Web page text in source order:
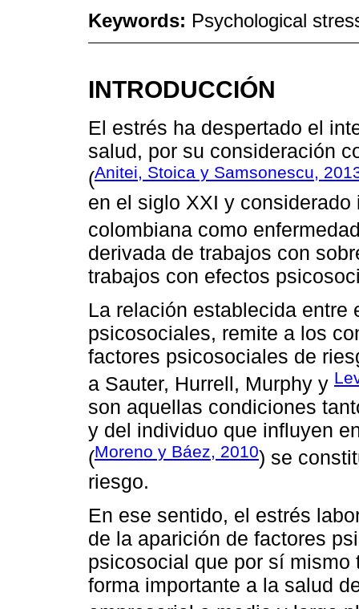
Keywords: Psychological
INTRODUCCIÓN
El estrés ha despertado el
salud, por su consideración
(Anitei, Stoica y Samsonescu,
en el siglo XXI y
colombiana como
derivada de trabajos con
trabajos con efectos
La relación establecida
psicosociales, remite a los
factores psicosociales de
a Sauter, Hurrell, Murphy y
son aquellas condiciones
y del individuo que influyen
(Moreno y Báez, 2010) se
riesgo.
En ese sentido, el estrés
de la aparición de factores
psicosocial que por sí
forma importante a la salud